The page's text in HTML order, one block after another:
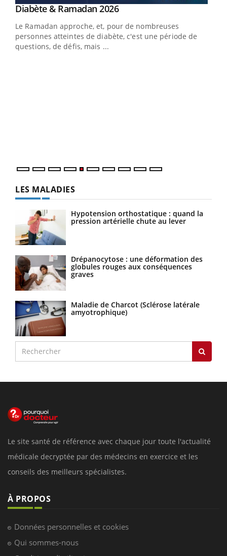
Youtube
Diabète & Ramadan 2026Youtube
Le Ramadan approche, et, pour de nombreuses
personnes atteintes de diabète, c'est une période de
questions, de défis, mais ...
LES MALADIES
Hypotension orthostatique : quand la
pression artérielle chute au lever
Drépanocytose : une déformation des
globules rouges aux conséquences
graves
Maladie de Charcot (Sclérose latérale
amyotrophique)
Le site santé de référence avec chaque jour toute l'actualité
médicale decryptée par des médecins en exercice et les
conseils des meilleurs spécialistes.
À PROPOS
Données personnelles et cookies
Qui sommes-nous